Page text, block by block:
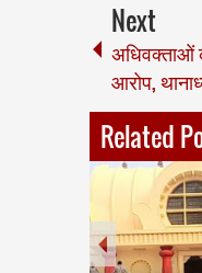
Next
अधिवक्ताओं
आरोप,
Related